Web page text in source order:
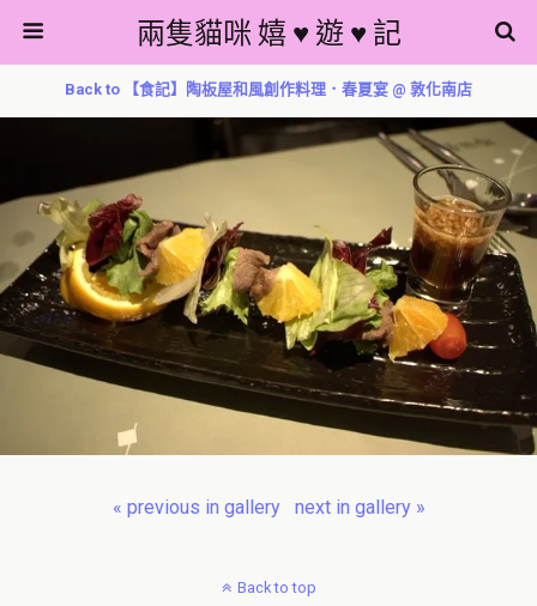
兩隻貓咪 嬉 ♥ 遊 ♥ 記
Back to 【食記】陶板屋和風創作料理．春夏宴 @ 敦化南店
« previous in gallery next in gallery »
Back to top